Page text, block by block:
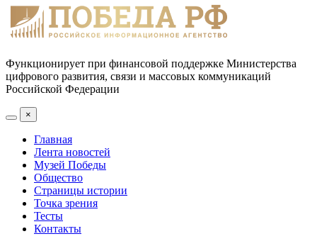
Функционирует при финансовой поддержке Министерства
цифрового развития, связи и массовых коммуникаций
Российской Федерации
×
Главная
Лента новостей
Музей Победы
Общество
Страницы истории
Точка зрения
Тесты
Контакты